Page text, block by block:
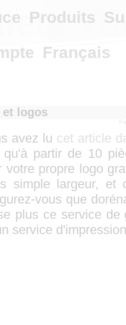
logos
avez lu cet article
qu'à partir de 10
votre propre logo
simple largeur, et
vous que
plus ce service de
service
Produits
Français